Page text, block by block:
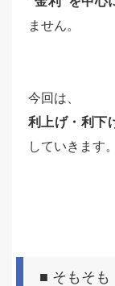
ません。
今回は、
利上げ・利下
していきます。
■ そもそも